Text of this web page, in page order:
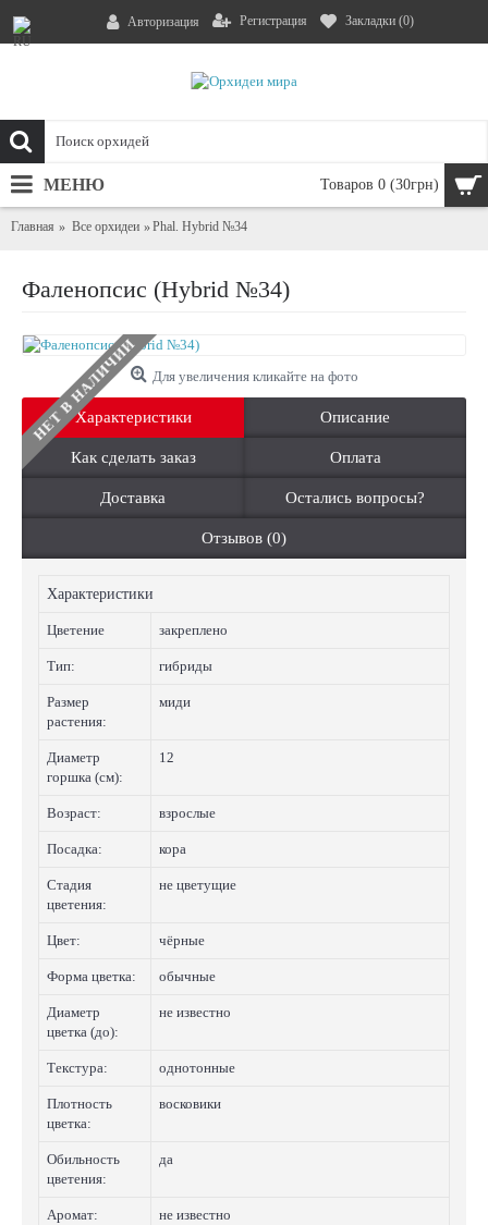
Авторизация Регистрация Закладки (0)
Товаров 0 (30грн)
МЕНЮ
Главная Все орхидеи Phal. Hybrid №34
Фаленопсис (Hybrid №34)
НЕТ В НАЛИЧИИ Для увеличения кликайте на фото
Характеристики Описание
Как сделать заказ Оплата
Доставка Остались вопросы?
Отзывов (0)
Характеристики
Цветение закреплено
Тип: гибриды
Размер
растения:
миди
Диаметр
горшка (см):
12
Возраст: взрослые
Посадка: кора
Стадия
цветения:
не цветущие
Цвет: чёрные
Форма цветка: обычные
Диаметр
цветка (до):
не известно
Текстура: однотонные
Плотность
цветка:
восковики
Обильность
цветения:
да
Аромат: не известно